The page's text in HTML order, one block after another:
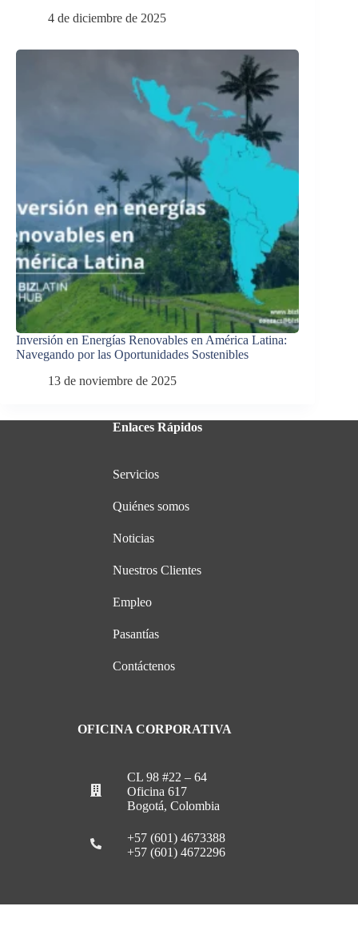
4 de diciembre de 2025
Inversión en Energías Renovables en América Latina:
Navegando por las Oportunidades Sostenibles
13 de noviembre de 2025
Enlaces Rápidos
Servicios
Quiénes somos
Noticias
Nuestros Clientes
Empleo
Pasantías
Contáctenos
OFICINA CORPORATIVA
CL 98 #22 – 64
Oficina 617
Bogotá, Colombia
+57 (601) 4673388
+57 (601) 4672296